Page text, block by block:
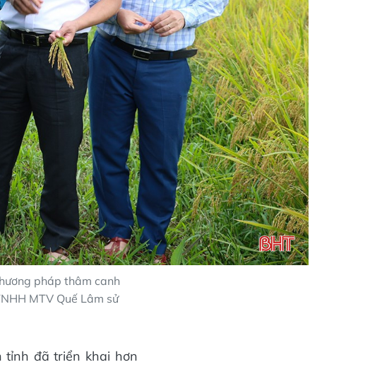
pháp thâm canh
MTV Quế Lâm sử
tỉnh đã triển khai hơn